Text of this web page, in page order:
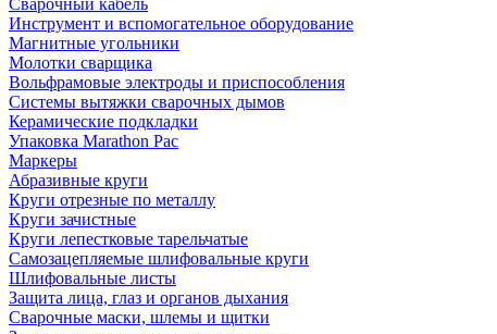
Сварочный кабель
Инструмент и вспомогательное оборудование
Магнитные угольники
Молотки сварщика
Вольфрамовые электроды и приспособления
Системы вытяжки сварочных дымов
Керамические подкладки
Упаковка Marathon Pac
Маркеры
Абразивные круги
Круги отрезные по металлу
Круги зачистные
Круги лепестковые тарельчатые
Самозацепляемые шлифовальные круги
Шлифовальные листы
Защита лица, глаз и органов дыхания
Сварочные маски, шлемы и щитки